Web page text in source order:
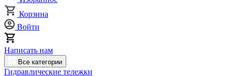
Корзина
Войти
Написать нам
Все категории
Гидравлические тележки